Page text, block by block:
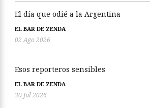
El día que odié a la Argentina
EL BAR DE ZENDA
02 Ago 2026
Esos reporteros sensibles
EL BAR DE ZENDA
30 Jul 2026